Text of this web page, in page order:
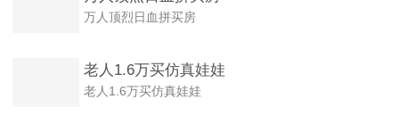
万人顶烈日血拼买房
老人1.6万买仿真娃娃
老人1.6万买仿真娃娃